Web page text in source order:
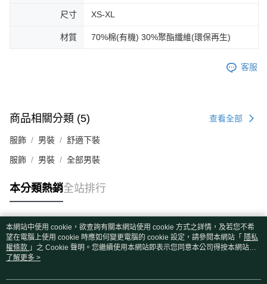
尺寸 XS-XL
材質 70%棉(有機) 30%聚酯纖維(環保再生)
客服
商品相關分類 (5) 查看全部
服飾 男裝 舒適下裝
服飾 男裝 全部男裝
本分類熱銷全站排行
熱門標籤
本網站中使用 cookie，欲查詢有關本網站使用 cookie 方式之詳情，及若您不希
望在電腦上使用 cookie 時應如何變更電腦的 cookie 設定，請參閱本網站「 隱私
權條款 」之 Cookie 聲明。您繼續使用本網站即表示您同意本公司得按本網站使
用條款之 Cookie 聲明使用 cookie。
了解更多 >